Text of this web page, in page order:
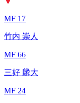
MF 17
竹内 崇人
MF 66
三好 麟大
MF 24